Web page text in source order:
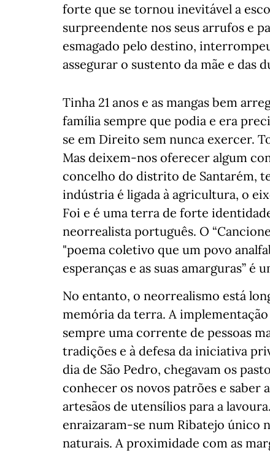
forte que se tornou inevitável a
surpreendente nos seus arrufos e
esmagado pelo destino,
assegurar o sustento da mãe e das
Tinha 21 anos e as mangas bem
família sempre que podia e era
se em Direito sem nunca exercer.
Mas deixem-nos oferecer algum
concelho do distrito de Santarém,
indústria é ligada à agricultura, o
Foi e é uma terra de forte
neorrealista português. O
"poema coletivo que um povo
esperanças e as suas amarguras” é
No entanto, o neorrealismo está
memória da terra. A
sempre uma corrente de pessoas
tradições e à defesa da iniciativa
dia de São Pedro, chegavam os
conhecer os novos patrões e saber
artesãos de utensílios para a
enraizaram-se num Ribatejo único
naturais. A proximidade com as